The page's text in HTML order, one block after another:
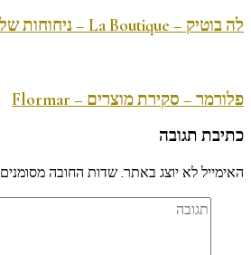
לה בוטיק – La Boutique – ניחוחות של אהבה
פלורמר – סקירת מוצרים – Flormar
כתיבת תגובה
האימייל לא יוצג באתר.שדות החובה מסומנים